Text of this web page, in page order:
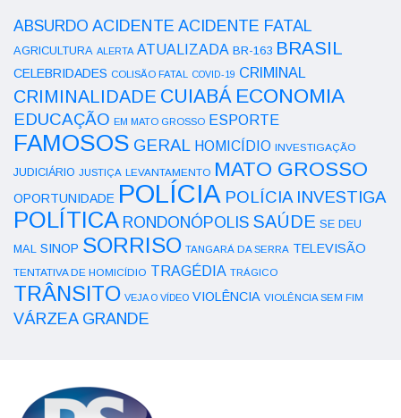
ABSURDO ACIDENTE ACIDENTE FATAL
AGRICULTURA ALERTA ATUALIZADA BR-163 BRASIL
CELEBRIDADES COLISÃO FATAL COVID-19 CRIMINAL
CRIMINALIDADE CUIABÁ ECONOMIA
EDUCAÇÃO EM MATO GROSSO ESPORTE
FAMOSOS GERAL HOMICÍDIO INVESTIGAÇÃO
JUDICIÁRIO JUSTIÇA LEVANTAMENTO MATO GROSSO
OPORTUNIDADE POLÍCIA POLÍCIA INVESTIGA
POLÍTICA RONDONÓPOLIS SAÚDE SE DEU
MAL SINOP SORRISO TANGARÁ DA SERRA TELEVISÃO
TENTATIVA DE HOMICÍDIO TRAGÉDIA TRÁGICO
TRÂNSITO VEJA O VÍDEO VIOLÊNCIA VIOLÊNCIA SEM FIM
VÁRZEA GRANDE